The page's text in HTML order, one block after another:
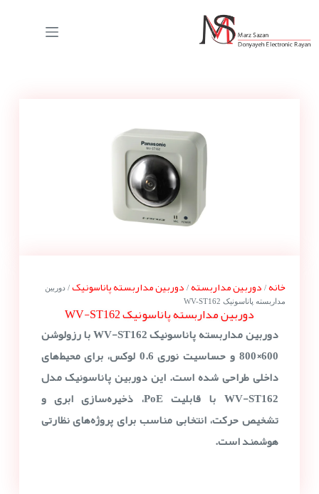
خانه/ دوربین مداربسته/ دوربین مداربسته پاناسونیک/ دوربین
مداربسته پاناسونیک WV-ST162
دوربین مداربسته پاناسونیک WV-ST162
دوربین مداربسته پاناسونیک WV-ST162 با رزولوشن
600×800 و حساسیت نوری 0.6 لوکس، برای محیط‌های
داخلی طراحی شده است. این دوربین پاناسونیک مدل
WV-ST162 با قابلیت PoE، ذخیره‌سازی ابری و
تشخیص حرکت، انتخابی مناسب برای پروژه‌های نظارتی
هوشمند است.